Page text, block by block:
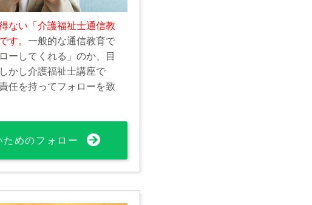
ない「介護福祉士通信教
す。 一般的な通信教育で
ーしてくれる」のか、目
かし介護福祉士講座で
任を持ってフォローを致
ためのフォロー